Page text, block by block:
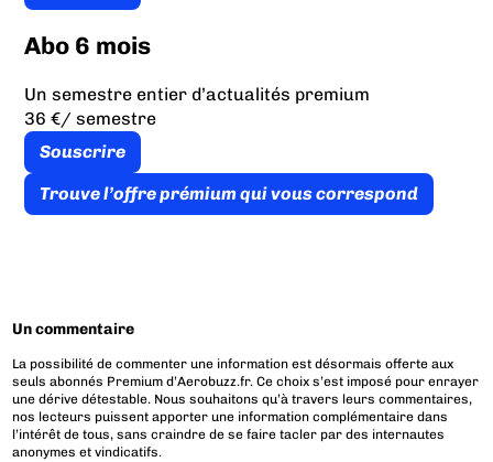
Abo 6 mois
Un semestre entier d’actualités premium
36 €/ semestre
Souscrire
Trouve l’offre prémium qui vous correspond
Un commentaire
La possibilité de commenter une information est désormais offerte aux
seuls abonnés Premium d’Aerobuzz.fr. Ce choix s’est imposé pour enrayer
une dérive détestable. Nous souhaitons qu’à travers leurs commentaires,
nos lecteurs puissent apporter une information complémentaire dans
l’intérêt de tous, sans craindre de se faire tacler par des internautes
anonymes et vindicatifs.